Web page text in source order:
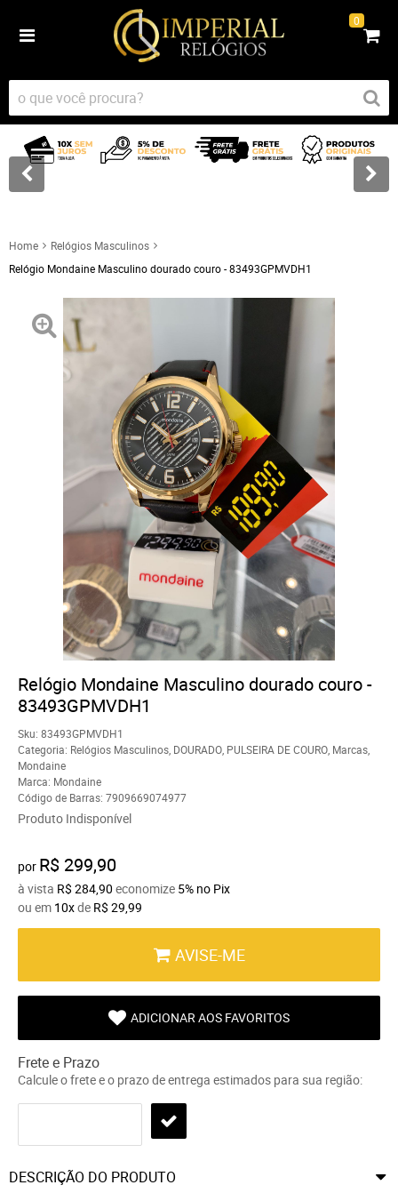
0
Home
Relógios Masculinos
Relógio Mondaine Masculino dourado couro - 83493GPMVDH1
Relógio Mondaine Masculino dourado couro -
83493GPMVDH1
Sku: 83493GPMVDH1
Categoria: Relógios Masculinos DOURADO PULSEIRA DE COURO Marcas
Mondaine
Marca: Mondaine
Código de Barras: 7909669074977
Produto Indisponível
por R$ 299,90
à vista R$ 284,90 economize 5% no Pix
ou em 10xde R$ 29,99
AVISE-ME
ADICIONAR AOS FAVORITOS
Frete e Prazo
Calcule o frete e o prazo de entrega estimados para sua região:
DESCRIÇÃO DO PRODUTO